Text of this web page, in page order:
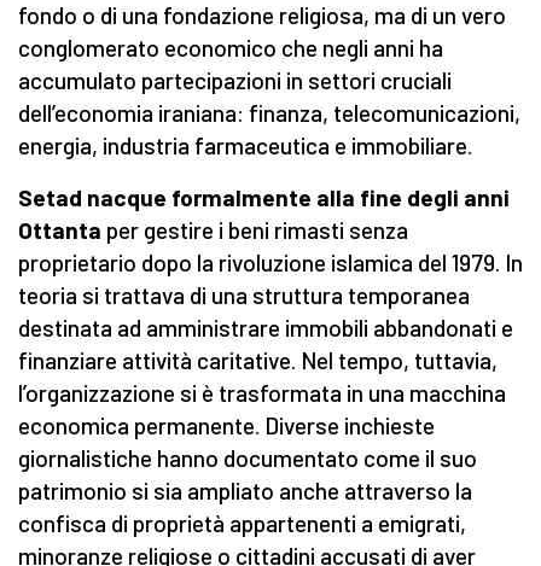
fondo o di una fondazione religiosa, ma di un vero
conglomerato economico che negli anni ha
accumulato partecipazioni in settori cruciali
dell’economia iraniana: finanza, telecomunicazioni,
energia, industria farmaceutica e immobiliare.
Setad nacque formalmente alla fine degli anni
Ottanta per gestire i beni rimasti senza
proprietario dopo la rivoluzione islamica del 1979. In
teoria si trattava di una struttura temporanea
destinata ad amministrare immobili abbandonati e
finanziare attività caritative. Nel tempo, tuttavia,
l’organizzazione si è trasformata in una macchina
economica permanente. Diverse inchieste
giornalistiche hanno documentato come il suo
patrimonio si sia ampliato anche attraverso la
confisca di proprietà appartenenti a emigrati,
minoranze religiose o cittadini accusati di aver